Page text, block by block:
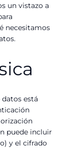
un vistazo a
necesitamos
datos está
puede incluir
y el cifrado